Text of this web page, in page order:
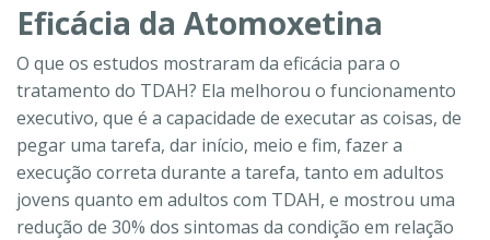
Eficácia da Atomoxetina
O que os estudos mostraram da eficácia para o
tratamento do TDAH? Ela melhorou o funcionamento
executivo, que é a capacidade de executar as coisas, de
pegar uma tarefa, dar início, meio e fim, fazer a
execução correta durante a tarefa, tanto em adultos
jovens quanto em adultos com TDAH, e mostrou uma
redução de 30% dos sintomas da condição em relação